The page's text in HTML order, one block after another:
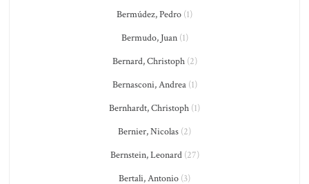
Bermúdez, Pedro (1)
Bermudo, Juan(1)
Bernard, Christoph(2)
Bernasconi, Andrea(1)
Bernhardt, Christoph (1)
Bernier, Nicolas (2)
Bernstein, Leonard(27)
Bertali, Antonio (3)